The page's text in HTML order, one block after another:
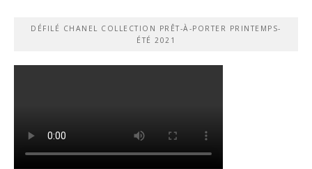
DÉFILÉ CHANEL COLLECTION PRÊT-À-PORTER PRINTEMPS-
ÉTÉ 2021